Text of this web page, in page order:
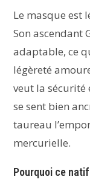
Le masque est
Son ascendant
adaptable, ce
légèreté
veut la sécurité
se sent bien
taureau
mercurielle.
Pourquoi ce